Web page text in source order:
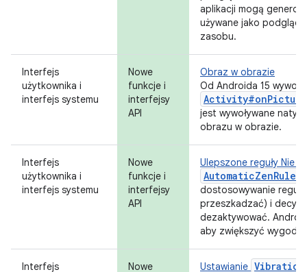
aplikacji mogą
używane jako podgląd
zasobu.
Interfejs
użytkownika i
interfejs systemu
Nowe
funkcje i
interfejsy
API
Obraz w obrazie
Od Androida 15
jest wywoływane
obrazu w obrazie.
Interfejs
użytkownika i
interfejs systemu
Nowe
funkcje i
interfejsy
API
Ulepszone reguły Nie
AutomaticZenRule
dostosowywanie reguł
przeszkadzać) i
dezaktywować.
aby zwiększyć wygodę
Interfejs
Nowe
Ustawianie